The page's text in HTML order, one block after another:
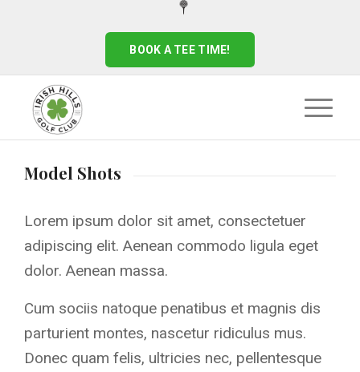
BOOK A TEE TIME!
Model Shots
Lorem ipsum dolor sit amet, consectetuer
adipiscing elit. Aenean commodo ligula eget
dolor. Aenean massa.
Cum sociis natoque penatibus et magnis dis
parturient montes, nascetur ridiculus mus.
Donec quam felis, ultricies nec, pellentesque